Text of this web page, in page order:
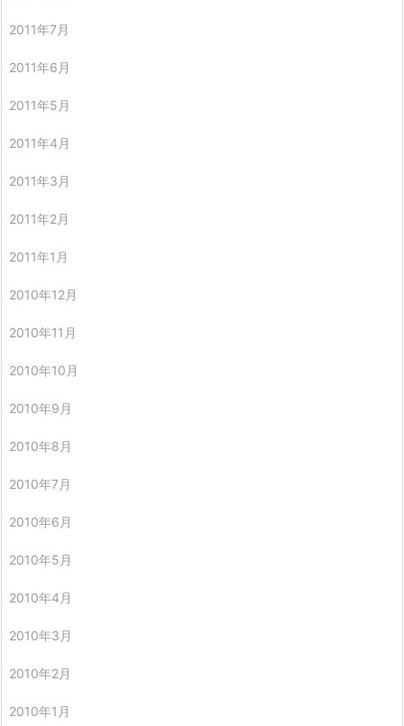
2011年7月
2011年6月
2011年5月
2011年4月
2011年3月
2011年2月
2011年1月
2010年12月
2010年11月
2010年10月
2010年9月
2010年8月
2010年7月
2010年6月
2010年5月
2010年4月
2010年3月
2010年2月
2010年1月